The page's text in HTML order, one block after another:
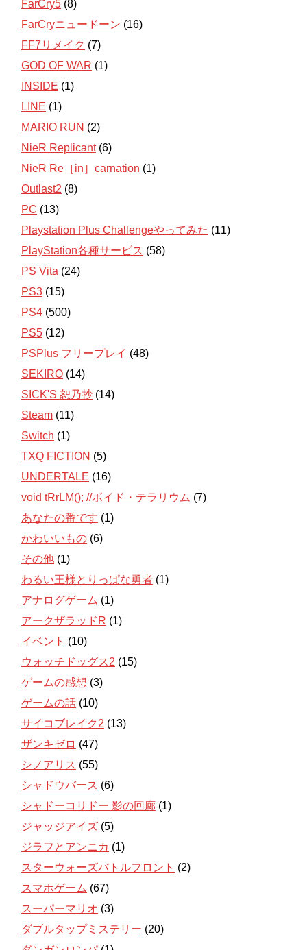
FarCry5 (8)
FarCryニュードーン (16)
FF7リメイク (7)
GOD OF WAR (1)
INSIDE (1)
LINE (1)
MARIO RUN (2)
NieR Replicant(6)
NieR Re［in］carnation (1)
Outlast2 (8)
PC (13)
Playstation Plus Challengeやってみた (11)
PlayStation各種サービス (58)
PS Vita (24)
PS3 (15)
PS4 (500)
PS5 (12)
PSPlus フリープレイ (48)
SEKIRO (14)
SICK'S 恕乃抄 (14)
Steam (11)
Switch (1)
TXQ FICTION (5)
UNDERTALE (16)
void tRrLM(); //ボイド・テラリウム (7)
あなたの番です (1)
かわいいもの (6)
その他 (1)
わるい王様とりっぱな勇者 (1)
アナログゲーム (1)
アークザラッドR (1)
イベント (10)
ウォッチドッグス2 (15)
ゲームの感想 (3)
ゲームの話 (10)
サイコブレイク2 (13)
ザンキゼロ (47)
シノアリス (55)
シャドウバース (6)
シャドーコリドー 影の回廊 (1)
ジャッジアイズ (5)
ジラフとアンニカ (1)
スターウォーズバトルフロント (2)
スマホゲーム (67)
スーパーマリオ (3)
ダブルタップミステリー (20)